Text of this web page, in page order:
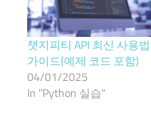
챗지피티 API 최신 사용법
가이드(예제 코드 포함)
04/01/2025
In "Python 실습"